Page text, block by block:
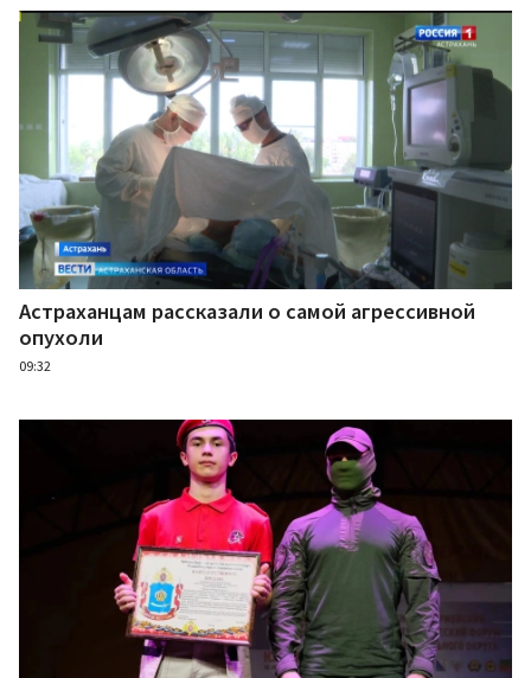
Астраханцам рассказали о самой агрессивной
опухоли
09:32